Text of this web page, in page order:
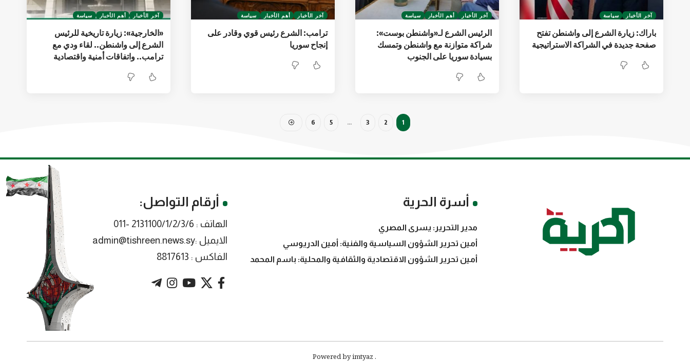
آخر الأخبار سياسة
باراك: زيارة الشرع إلى واشنطن تفتح
صفحة جديدة في الشراكة الاستراتيجية
آخر الأخبار أهم الأخبار سياسة
الرئيس الشرع لـ«واشنطن بوست»:
شراكة متوازنة مع واشنطن وتمسك
بسيادة سوريا على الجنوب
آخر الأخبار أهم الأخبار سياسة
ترامب: الشرع رئيس قوي وقادر على
إنجاح سوريا
آخر الأخبار أهم الأخبار سياسة
«الخارجية»: زيارة تاريخية للرئيس
الشرع إلى واشنطن.. لقاء ودي مع
ترامب.. واتفاقات أمنية واقتصادية
1
2
3
…
5
6
أسرة الحرية
مدير التحرير: يسرى المصري
أمين تحرير الشؤون السياسية والفنية: أمين الدريوسي
أمين تحرير الشؤون الاقتصادية والثقافية والمحلية: باسم المحمد
أرقام التواصل:
الهاتف : 2131100/1/2/3/6 -011
الايميل :admin@tishreen.news.sy
الفاكس : 8817613
. Powered by imtyaz